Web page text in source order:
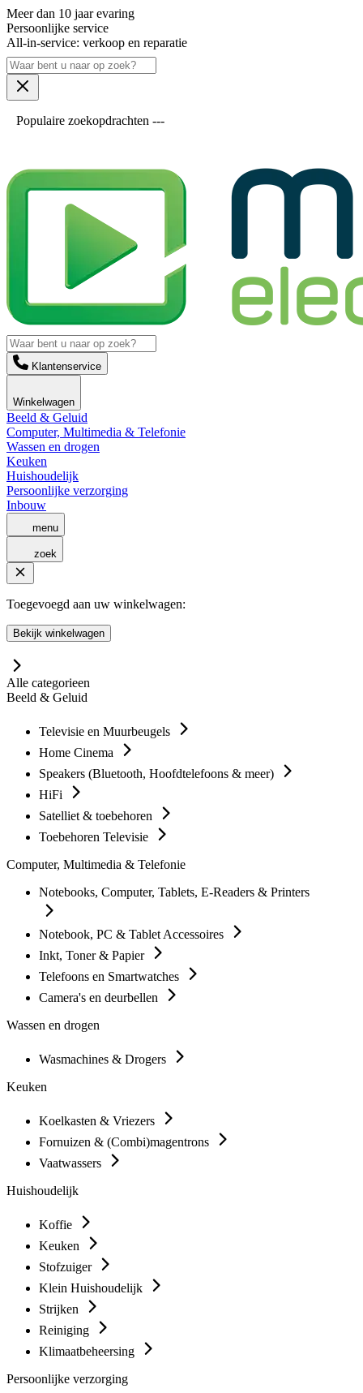
Meer dan 10 jaar evaring
Persoonlijke service
All-in-service: verkoop en reparatie
Populaire zoekopdrachten ---
Klantenservice
Winkelwagen
Beeld & Geluid
Computer, Multimedia & Telefonie
Wassen en drogen
Keuken
Huishoudelijk
Persoonlijke verzorging
Inbouw
menu
zoek
Toegevoegd aan uw winkelwagen:
Bekijk winkelwagen
Alle categorieen
Beeld & Geluid
Televisie en Muurbeugels
Home Cinema
Speakers (Bluetooth, Hoofdtelefoons & meer)
HiFi
Satelliet & toebehoren
Toebehoren Televisie
Computer, Multimedia & Telefonie
Notebooks, Computer, Tablets, E-Readers & Printers
Notebook, PC & Tablet Accessoires
Inkt, Toner & Papier
Telefoons en Smartwatches
Camera's en deurbellen
Wassen en drogen
Wasmachines & Drogers
Keuken
Koelkasten & Vriezers
Fornuizen & (Combi)magentrons
Vaatwassers
Huishoudelijk
Koffie
Keuken
Stofzuiger
Klein Huishoudelijk
Strijken
Reiniging
Klimaatbeheersing
Persoonlijke verzorging